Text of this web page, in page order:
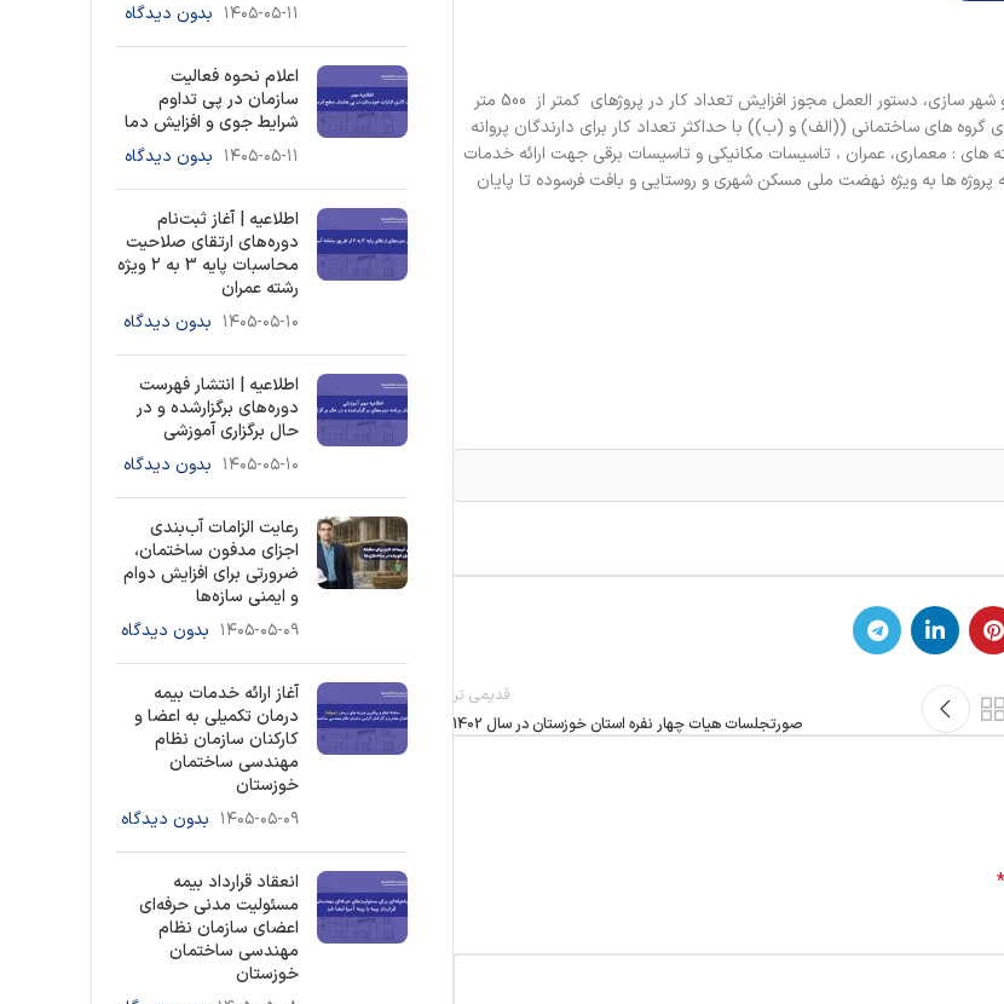
معاون محترم مسکن و ساختمان و قائم مقام وزیر در نهضت مسکن وزارت راه و شهر سازی، دستور العمل مجوز افزایش تعداد کار در پروژهای کمتر از 500 متر
های ساختمانی ((الف) و (ب)) با حداکثر تعداد کار برای دارندگان پروانه
: معماری، عمران ، تاسیسات مکانیکی و تاسیسات برقی جهت ارائه خدمات
برای کلیه پروژه ها به ویژه نهضت ملی مسکن شهری و روستایی و بافت فرسوده تا پایان
قدیمی تر
صورتجلسات هیات چهار نفره استان خوزستان در سال 1402
*
۱۴۰۵-۰۵-۱۱ بدون دیدگاه
اعلام نحوه فعالیت
سازمان در پی تداوم
شرایط جوی و افزایش دما
۱۴۰۵-۰۵-۱۱ بدون دیدگاه
اطلاعیه | آغاز ثبت‌نام
دوره‌های ارتقای صلاحیت
محاسبات پایه 3 به ۲ ویژه
رشته عمران
۱۴۰۵-۰۵-۱۰ بدون دیدگاه
اطلاعیه | انتشار فهرست
دوره‌های برگزارشده و در
حال برگزاری آموزشی
۱۴۰۵-۰۵-۱۰ بدون دیدگاه
رعایت الزامات آب‌بندی
اجزای مدفون ساختمان،
ضرورتی برای افزایش دوام
و ایمنی سازه‌ها
۱۴۰۵-۰۵-۰۹ بدون دیدگاه
آغاز ارائه خدمات بیمه
درمان تکمیلی به اعضا و
کارکنان سازمان نظام
مهندسی ساختمان
خوزستان
۱۴۰۵-۰۵-۰۹ بدون دیدگاه
انعقاد قرارداد بیمه
مسئولیت مدنی حرفه‌ای
اعضای سازمان نظام
مهندسی ساختمان
خوزستان